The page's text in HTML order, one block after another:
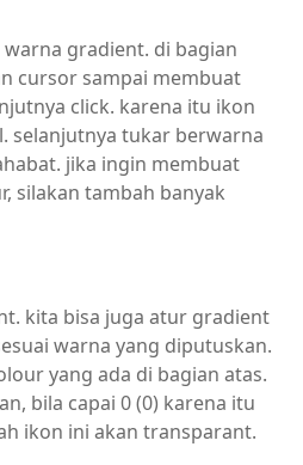
gradient. di bagian
cursor sampai membuat
click. karena itu ikon
selanjutnya tukar berwarna
jika ingin membuat
silakan tambah banyak
kita bisa juga atur gradient
warna yang diputuskan.
yang ada di bagian atas.
bila capai 0 (0) karena itu
ikon ini akan transparant.